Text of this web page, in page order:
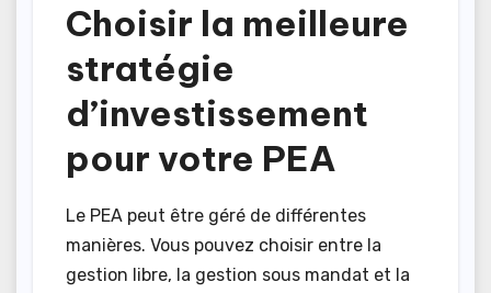
Choisir la meilleure
stratégie
d’investissement
pour votre PEA
Le PEA peut être géré de différentes
manières. Vous pouvez choisir entre la
gestion libre, la gestion sous mandat et la